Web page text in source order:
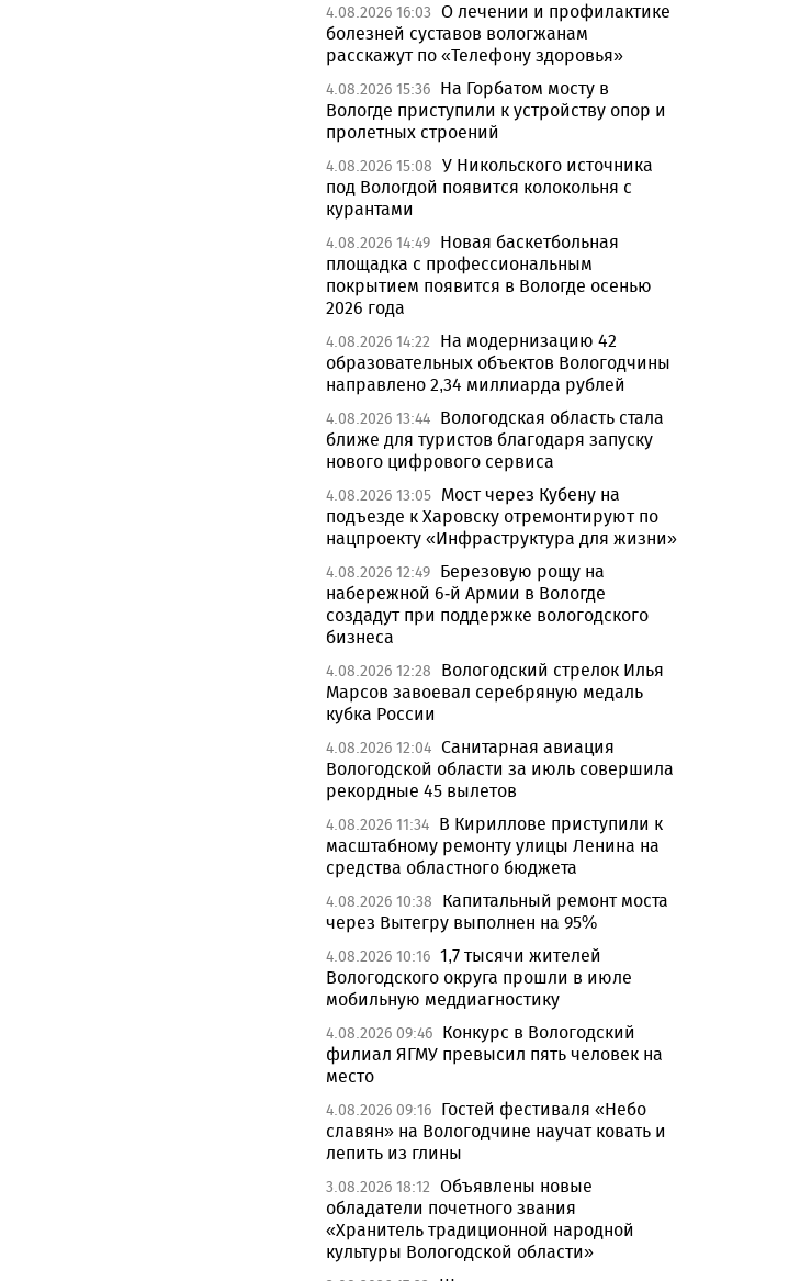
4.08.2026 16:03 О лечении и профилактике
болезней суставов вологжанам
расскажут по «Телефону здоровья»
4.08.2026 15:36 На Горбатом мосту в
Вологде приступили к устройству опор и
пролетных строений
4.08.2026 15:08 У Никольского источника
под Вологдой появится колокольня с
курантами
4.08.2026 14:49 Новая баскетбольная
площадка с профессиональным
покрытием появится в Вологде осенью
2026 года
4.08.2026 14:22
На модернизацию 42
образовательных объектов Вологодчины
направлено 2,34 миллиарда рублей
4.08.2026 13:44 Вологодская область стала
ближе для туристов благодаря запуску
нового цифрового сервиса
4.08.2026 13:05 Мост через Кубену на
подъезде к Харовску отремонтируют по
нацпроекту «Инфраструктура для жизни»
4.08.2026 12:49 Березовую рощу на
набережной 6-й Армии в Вологде
создадут при поддержке вологодского
бизнеса
4.08.2026 12:28
Вологодский стрелок Илья
Марсов завоевал серебряную медаль
кубка России
4.08.2026 12:04 Санитарная авиация
Вологодской области за июль совершила
рекордные 45 вылетов
4.08.2026 11:34 В Кириллове приступили к
масштабному ремонту улицы Ленина на
средства областного бюджета
4.08.2026 10:38
Капитальный ремонт моста
через Вытегру выполнен на 95%
4.08.2026 10:16 1,7 тысячи жителей
Вологодского округа прошли в июле
мобильную меддиагностику
4.08.2026 09:46 Конкурс в Вологодский
филиал ЯГМУ превысил пять человек на
место
4.08.2026 09:16 Гостей фестиваля «Небо
славян» на Вологодчине научат ковать и
лепить из глины
3.08.2026 18:12 Объявлены новые
обладатели почетного звания
«Хранитель традиционной народной
культуры Вологодской области»